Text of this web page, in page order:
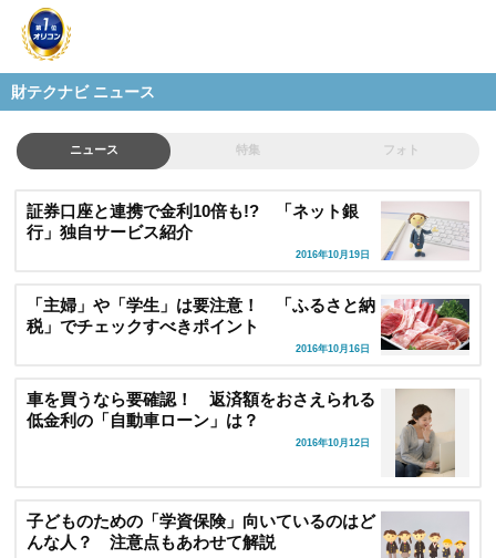
財テクナビ ニュース
ニュース 特集 フォト
証券口座と連携で金利10倍も!? 「ネット銀
行」独自サービス紹介
2016年10月19日
「主婦」や「学生」は要注意！ 「ふるさと納
税」でチェックすべきポイント
2016年10月16日
車を買うなら要確認！ 返済額をおさえられる
低金利の「自動車ローン」は？
2016年10月12日
子どものための「学資保険」向いているのはど
んな人？ 注意点もあわせて解説